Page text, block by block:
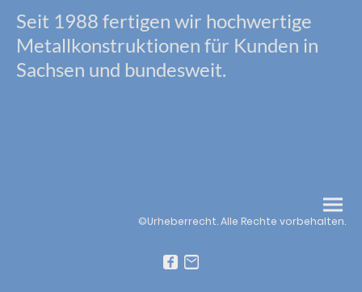
Seit 1988 fertigen wir hochwertige
Metallkonstruktionen für Kunden in
Sachsen und bundesweit.
©Urheberrecht. Alle Rechte vorbehalten.